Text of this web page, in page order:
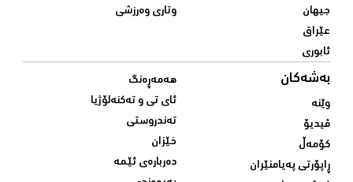
جیهان
عێراق
ئابوری
وتاری وەرزشی
بەشەکان
وێنە
ڤیدیۆ
کۆمەڵ
ڕاپۆرتی پەیامنێران
هەمەڕەنگ
ئای تی و تەکنەلۆژیا
تەندروستی
خێزان
دەربارەی ئێمە